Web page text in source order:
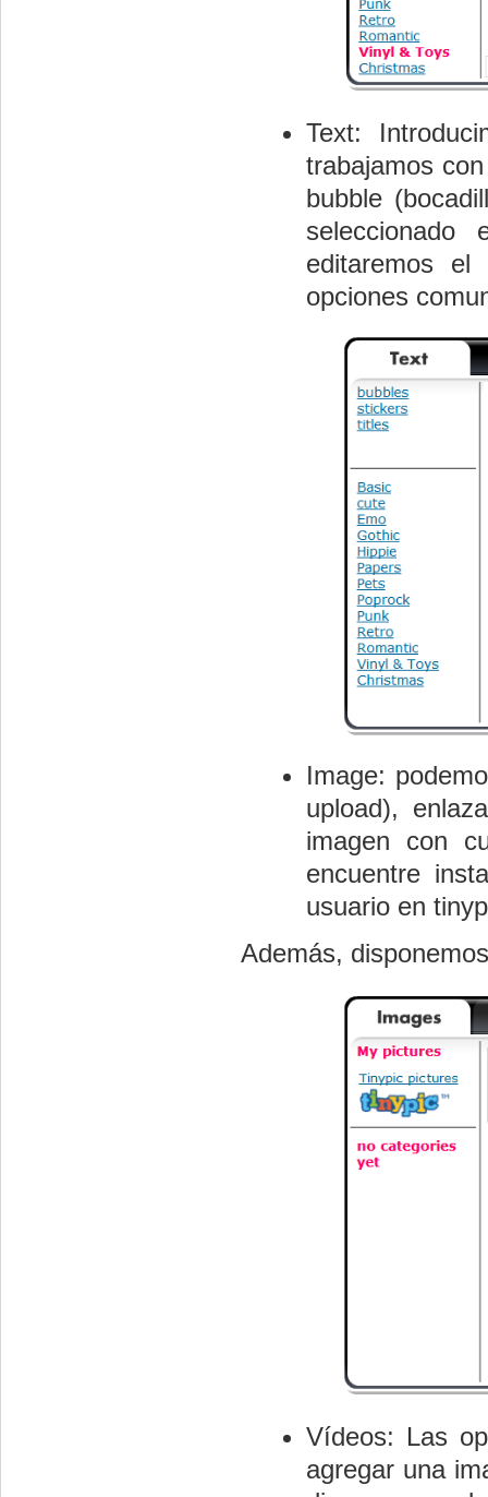
Text:
trabajamos
bubble
editaremos
opciones
Image:
upload),
imagen con
encuentre
usuario en
Además,
Vídeos: Las
agregar una